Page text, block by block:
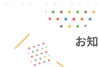
お知